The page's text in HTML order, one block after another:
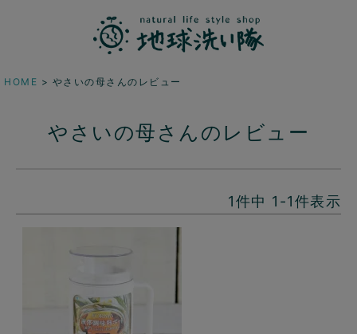
HOME やさいの母さんのレビュー
やさいの母さんのレビュー
1件中 1 -1件表示